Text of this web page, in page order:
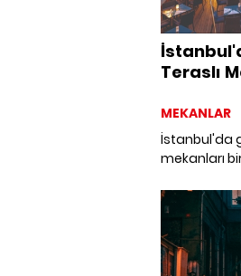
Teraslı
MEKANLAR
İstanbul'da
mekanları
özlemimiz